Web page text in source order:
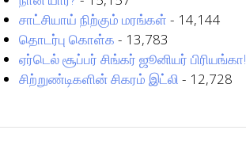
சாட்சியாய் நிற்கும் மரங்கள் - 14,144
தொடர்பு கொள்க - 13,783
ஏர்டெல் சூப்பர் சிங்கர் ஜூனியர் பிரியங்கா!
சிற்றுண்டிகளின் சிகரம் இட்லி - 12,728